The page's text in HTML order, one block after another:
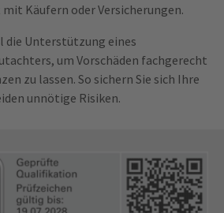
Käufern oder Versicherungen.
die Unterstützung eines
um Vorschäden fachgerecht
zu lassen. So sichern Sie sich Ihre
unnötige Risiken.